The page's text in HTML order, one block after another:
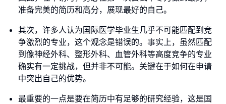
准备完美的简历和高分，展现最好的自己。
其次，许多人认为国际医学毕业生几乎不可能匹配到竞
争激烈的专业，这个观念是错误的。事实上，虽然匹配
到像神经外科、整形外科、血管外科等高度竞争的专业
确实有一定挑战，但并非不可能。关键在于如何在申请
中突出自己的优势。
最重要的一点是要在简历中有足够的研究经验，这是国